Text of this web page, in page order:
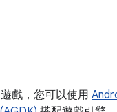
戲，您可以使用